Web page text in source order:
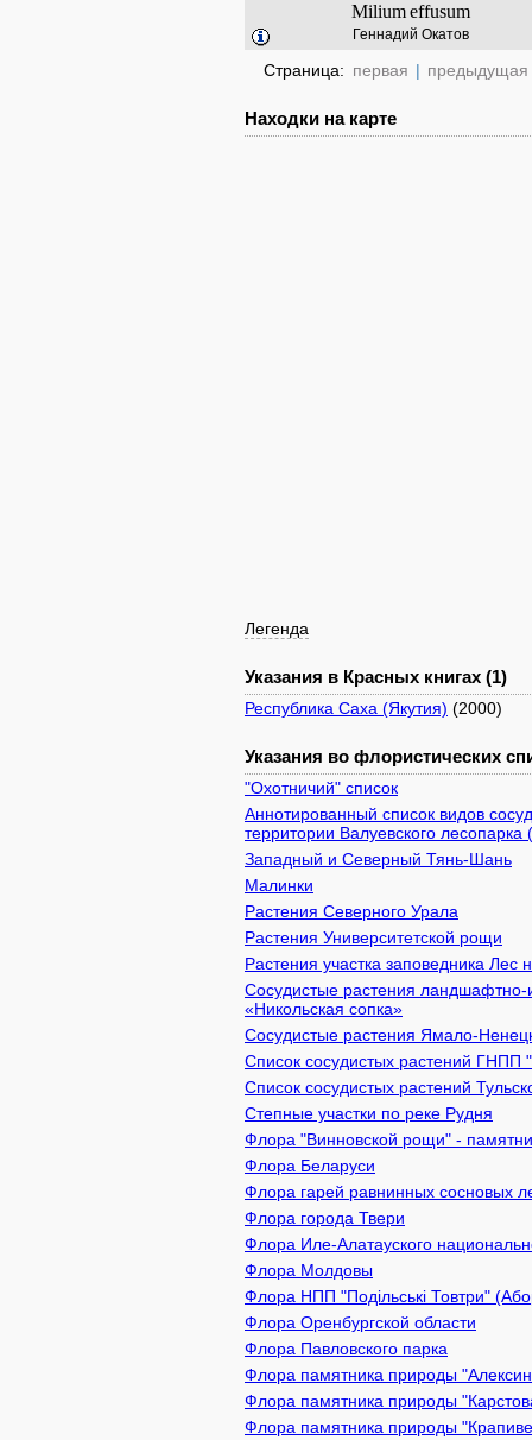
Miliumeffusum
Геннадий Окатов
Страница: первая | предыдущая
Находки на карте
Легенда
Указания в Красных книгах (1)
Республика Саха (Якутия) (2000)
Указания во флористических
"Охотничий" список
Аннотированный список видов
территории Валуевского
Западный и Северный Тянь-Шань
Малинки
Растения Северного Урала
Растения Университетской рощи
Растения участка заповедника Лес
Сосудистые растения ландшафтно-
«Никольская сопка»
Сосудистые растения Ямало-
Список сосудистых растений ГНПП
Список сосудистых растений
Степные участки по реке Рудня
Флора "Винновской рощи" -
Флора Беларуси
Флора гарей равнинных сосновых
Флора города Твери
Флора Иле-Алатауского
Флора Молдовы
Флора НПП "Подільські Товтри"
Флора Оренбургской области
Флора Павловского парка
Флора памятника природы
Флора памятника природы
Флора памятника природы